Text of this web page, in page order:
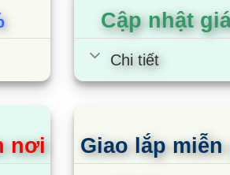
Cập nhật
Chi tiết
nơi Giao lắp